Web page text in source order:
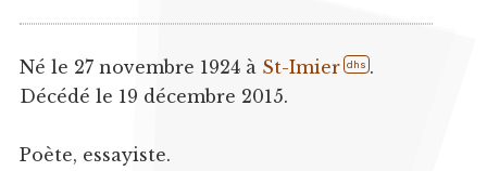
Né le 27 novembre 1924 à St-Imier dhs .
Décédé le 19 décembre 2015.
Poète, essayiste.